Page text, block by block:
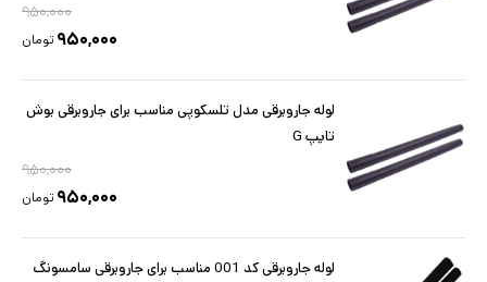
۹۵۰,۰۰۰
۹۵۰,۰۰۰ تومان
لوله جاروبرقی مدل تلسکوپی مناسب برای جاروبرقی بوش
تایپ G
۹۵۰,۰۰۰
۹۵۰,۰۰۰ تومان
لوله جاروبرقی کد 001 مناسب برای جاروبرقی سامسونگ